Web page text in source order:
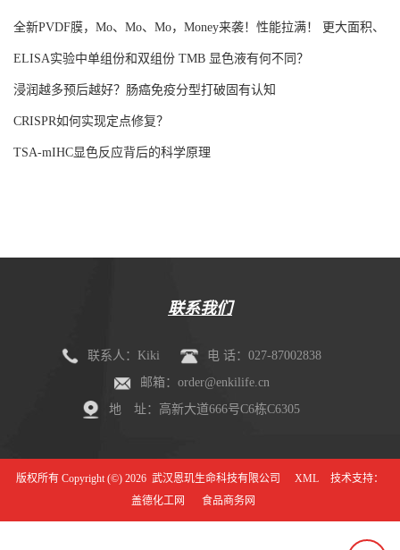
全新PVDF膜，Mo、Mo、Mo，Money来袭！性能拉满！ 更大面积、
更强吸附！
ELISA实验中单组份和双组份 TMB 显色液有何不同？
浸润越多预后越好？肠癌免疫分型打破固有认知
CRISPR如何实现定点修复？
TSA-mIHC显色反应背后的科学原理
联系我们
联系人：Kiki
电 话：027-87002838
邮箱：order@enkilife.cn
地 址：高新大道666号C6栋C6305
版权所有 Copyright (©) 2026 武汉恩玑生命科技有限公司 XML
技术支持：
盖德化工网
食品商务网